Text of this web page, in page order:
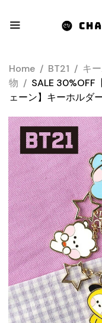
Home / BT21 / キ
物 / SALE 30%OFF
ェーン】キーホルダ